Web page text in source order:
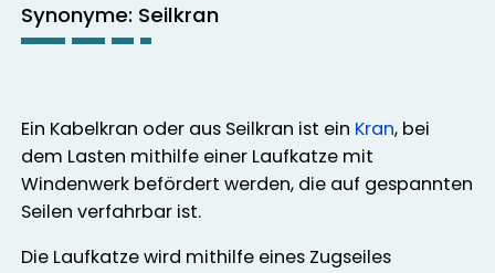
Synonyme: Seilkran
Ein Kabelkran oder aus Seilkran ist ein Kran, bei
dem Lasten mithilfe einer Laufkatze mit
Windenwerk befördert werden, die auf gespannten
Seilen verfahrbar ist.
Die Laufkatze wird mithilfe eines Zugseiles